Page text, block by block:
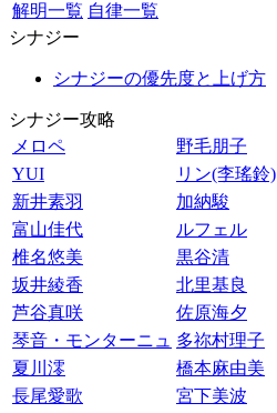
解明一覧 自律一覧
シナジー
シナジーの優先度と上げ方
シナジー攻略
メロペ
野毛朋子
YUI
リン(李瑤鈴)
新井素羽
加納駿
富山佳代
ルフェル
椎名悠美
黒谷清
坂井綾香
北里基良
芦谷真咲
佐原海夕
琴音・モンターニュ 多祢村理子
夏川澪
橋本麻由美
長尾愛歌
宮下美波